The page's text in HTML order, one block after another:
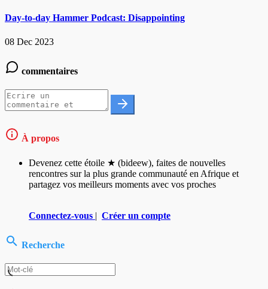
Day-to-day Hammer Podcast: Disappointing
08 Dec 2023
commentaires
À propos
Devenez cette étoile ★ (bideew), faites de nouvelles
rencontres sur la plus grande communauté en Afrique et
partagez vos meilleurs moments avec vos proches
Connectez-vous | Créer un compte
Recherche